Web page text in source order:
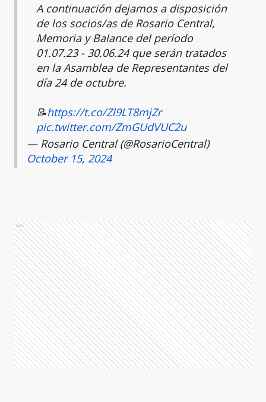
A continuación dejamos a disposición
de los socios/as de Rosario Central,
Memoria y Balance del período
01.07.23 - 30.06.24 que serán tratados
en la Asamblea de Representantes del
día 24 de octubre.
📝https://t.co/Zl9LT8mjZr
pic.twitter.com/ZmGUdVUC2u
— Rosario Central (@RosarioCentral)
October 15, 2024
Ads